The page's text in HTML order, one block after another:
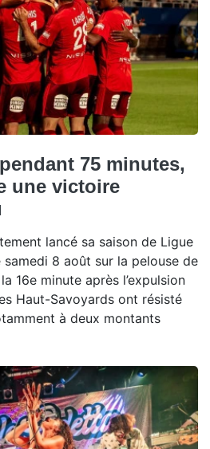
75 minutes,
une victoire
lancé sa saison de Ligue
samedi 8 août sur la pelouse de
16e minute après l’expulsion
Haut-Savoyards ont résisté
à deux montants